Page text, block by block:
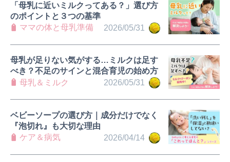
2026/05/31
「母乳に近いミルクってある？」選び方
のポイントと３つの基準
ママの体と母乳準備
2026/05/31
母乳が足りない気がする…ミルクは足す
べき？不足のサインと混合育児の始め方
母乳＆ミルク
2026/04/14
ベビーソープの選び方｜成分だけでなく
『泡切れ』も大切な理由
ケア＆病気